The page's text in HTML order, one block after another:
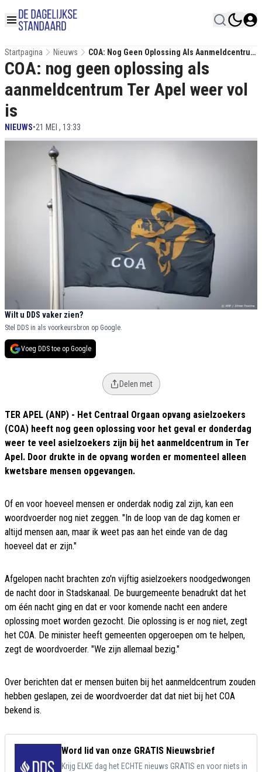
Startpagina Nieuws
COA: Nog Geen Oplossing Als Aanmeldcentrum
Ter Apel Weer Vol Is
COA: nog geen oplossing als
aanmeldcentrum Ter Apel weer vol
is
NIEUWS•21 MEI , 13:33
Wilt u DDS vaker zien?
Stel DDS in als voorkeursbron op Google.
Voeg DDS toe op Google
Delen met
TER APEL (ANP) - Het Centraal Orgaan opvang asielzoekers
(COA) heeft nog geen oplossing voor het geval er donderdag
weer te veel asielzoekers zijn bij het aanmeldcentrum in Ter
Apel. Door drukte in de opvang worden er momenteel alleen
kwetsbare mensen opgevangen.
Of en voor hoeveel mensen er onderdak nodig zal zijn, kan een
woordvoerder nog niet zeggen. "In de loop van de dag komen er
altijd mensen aan, maar ik weet pas aan het einde van de dag
hoeveel dat er zijn."
Afgelopen nacht brachten zo'n vijftig asielzoekers noodgedwongen
de nacht door in Stadskanaal. De buurgemeente benadrukt dat het
om één nacht ging en dat er voor komende nacht een andere
oplossing moet worden gezocht. Die oplossing is er nog niet, zegt
het COA. De minister heeft gemeenten opgeroepen om te helpen,
zegt de woordvoerder. "We zijn allemaal bezig."
Over berichten dat er mensen buiten bij het aanmeldcentrum zouden
hebben geslapen, zei de woordvoerder dat dat niet bij het COA
bekend is.
Word lid van onze GRATIS Nieuwsbrief
Krijg ELKE dag het ECHTE nieuws GRATIS en voor niets in